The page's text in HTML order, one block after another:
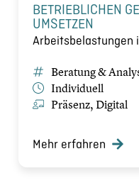
BETRIEBLICHEN
UMSETZEN
Arbeitsbelastungen
Beratung &
Individuell
Präsenz, Digital
Mehr erfahren